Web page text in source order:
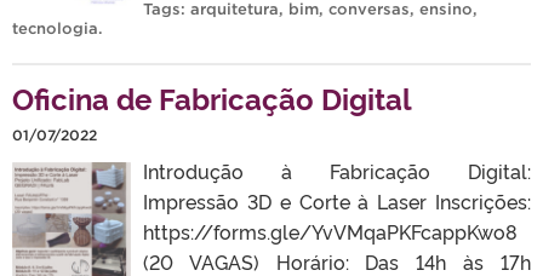
Tags: arquitetura, bim, conversas, ensino,
tecnologia.
Oficina de Fabricação Digital
01/07/2022
Introdução à Fabricação Digital:
Impressão 3D e Corte à Laser Inscrições:
https://forms.gle/YvVMqaPKFcappKwo8
(20 VAGAS) Horário: Das 14h às 17h